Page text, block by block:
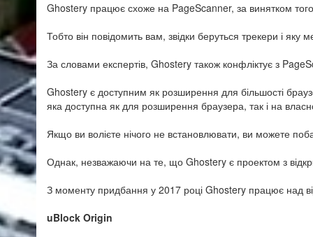
Ghostery працює схоже на PageScanner, за винятком
Тобто він повідомить вам, звідки беруться трекери і
За словами експертів, Ghostery також конфліктує з
Ghostery є доступним як розширення для більшості
яка доступна як для розширення браузера, так і на
Якщо ви волієте нічого не встановлювати, ви можете
Однак, незважаючи на те, що Ghostery є проектом з
З моменту придбання у 2017 році Ghostery працює над
uBlock Origin